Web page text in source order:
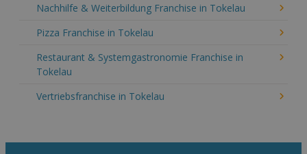
Nachhilfe & Weiterbildung Franchise in Tokelau
Pizza Franchise in Tokelau
Restaurant & Systemgastronomie Franchise in
Tokelau
Vertriebsfranchise in Tokelau